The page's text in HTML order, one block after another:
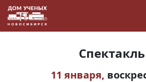
Спектакль
11 января,